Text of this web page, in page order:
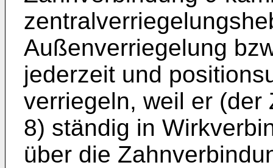
Außenverriegelung
jederzeit und
verriegeln, weil er (der
8) ständig in
über die